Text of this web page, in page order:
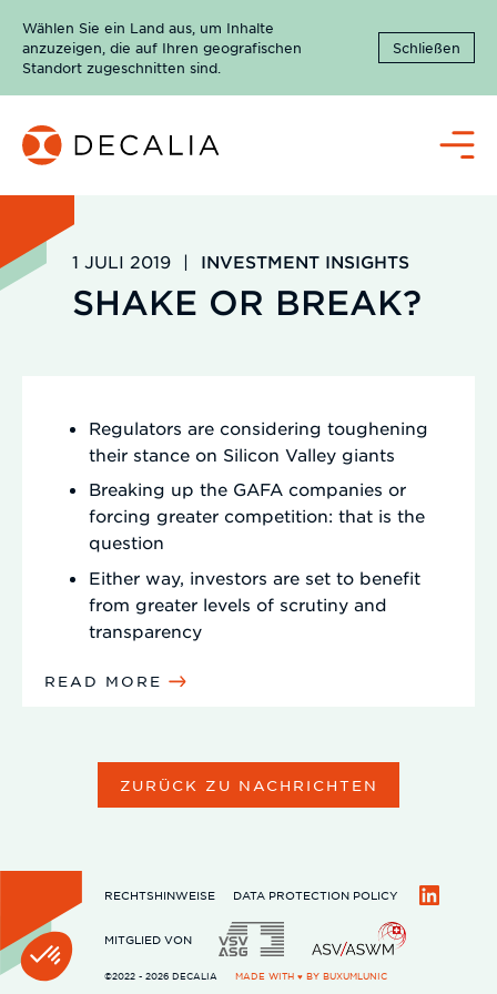
Inhalt
springen
Wählen Sie ein Land aus, um Inhalte
anzuzeigen, die auf Ihren geografischen
Standort zugeschnitten sind.
Schließen
Menü
1 JULI 2019 | INVESTMENT INSIGHTS
SHAKE OR BREAK?
Regulators are considering toughening
their stance on Silicon Valley giants
Breaking up the GAFA companies or
forcing greater competition: that is the
question
Either way, investors are set to benefit
from greater levels of scrutiny and
transparency
READ MORE
ZURÜCK ZU NACHRICHTEN
RECHTSHINWEISE
DATA PROTECTION POLICY
MITGLIED VON
©2022 - 2026 DECALIA MADE WITH ♥ BY BUXUMLUNIC